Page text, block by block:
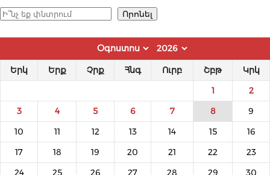
Որոնել Որոնել
Երկ Երք Չրք Հնգ Ուրբ Շբթ Կրկ
1 2
3 4 5 6 7 8 9
10 11 12 13 14 15 16
17 18 19 20 21 22 23
24 25 26 27 28 29 30